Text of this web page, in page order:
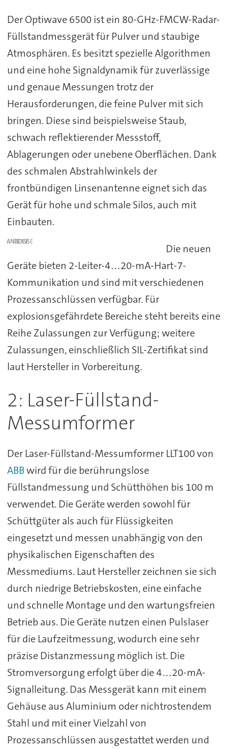
Der Optiwave 6500 ist ein 80-GHz-FMCW-Radar-
Füllstandmessgerät für Pulver und staubige
Atmosphären. Es besitzt spezielle Algorithmen
und eine hohe Signaldynamik für zuverlässige
und genaue Messungen trotz der
Herausforderungen, die feine Pulver mit sich
bringen. Diese sind beispielsweise Staub,
schwach reflektierender Messstoff,
Ablagerungen oder unebene Oberflächen. Dank
des schmalen Abstrahlwinkels der
frontbündigen Linsenantenne eignet sich das
Gerät für hohe und schmale Silos, auch mit
Einbauten.
ANZEIGE
Die neuen
Geräte bieten 2-Leiter-4…20-mA-Hart-7-
Kommunikation und sind mit verschiedenen
Prozessanschlüssen verfügbar. Für
explosionsgefährdete Bereiche steht bereits eine
Reihe Zulassungen zur Verfügung; weitere
Zulassungen, einschließlich SIL-Zertifikat sind
laut Hersteller in Vorbereitung.
2: Laser-Füllstand-
Messumformer
Der Laser-Füllstand-Messumformer LLT100 von
ABBwird für die berührungslose
Füllstandmessung und Schütthöhen bis 100 m
verwendet. Die Geräte werden sowohl für
Schüttgüter als auch für Flüssigkeiten
eingesetzt und messen unabhängig von den
physikalischen Eigenschaften des
Messmediums. Laut Hersteller zeichnen sie sich
durch niedrige Betriebskosten, eine einfache
und schnelle Montage und den wartungsfreien
Betrieb aus. Die Geräte nutzen einen Pulslaser
für die Laufzeitmessung, wodurch eine sehr
präzise Distanzmessung möglich ist. Die
Stromversorgung erfolgt über die 4…20-mA-
Signalleitung. Das Messgerät kann mit einem
Gehäuse aus Aluminium oder nichtrostendem
Stahl und mit einer Vielzahl von
Prozessanschlüssen ausgestattet werden und